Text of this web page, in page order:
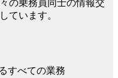
の乗務員同士の情報交
ています。
すべての業務